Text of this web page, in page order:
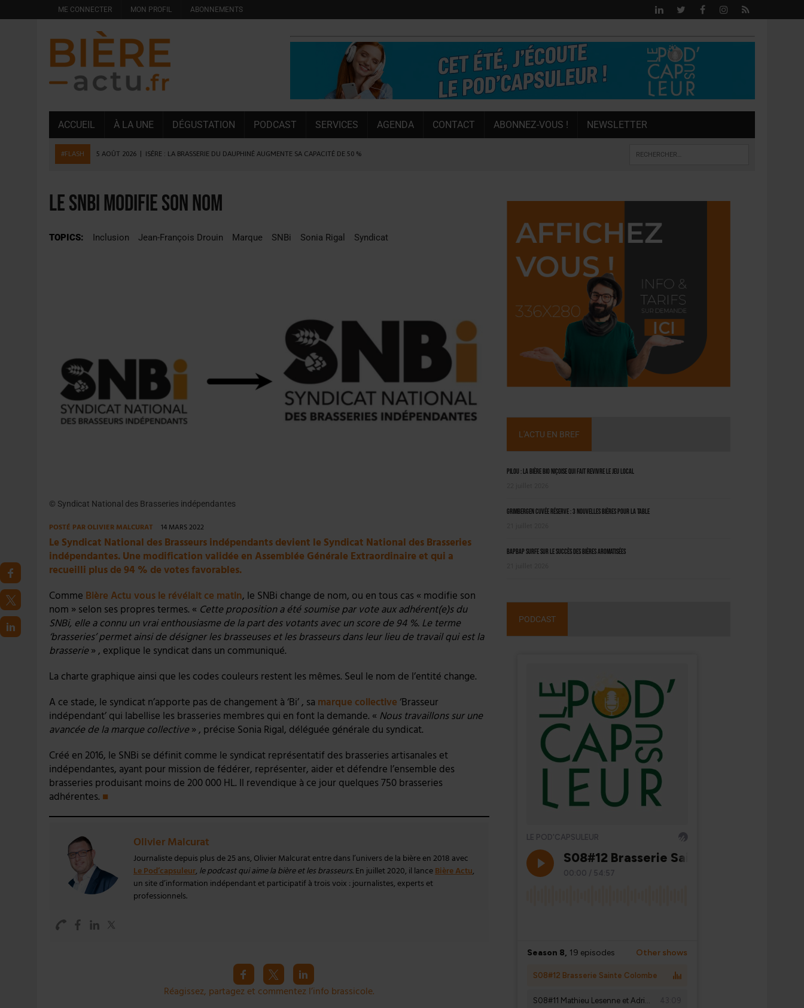
ME CONNECTER MON PROFIL ABONNEMENTS
ACCUEIL À LA UNE DÉGUSTATION PODCAST SERVICES AGENDA CONTACT ABONNEZ-VOUS ! NEWSLETTER
#FLASH 5 AOÛT 2026 ISÈRE : LA BRASSERIE DU DAUPHINÉ AUGMENTE SA CAPACITÉ DE 50 %
4 AOÛT 2026 | LA GÉNÉRATION Z ET LA MODÉRATION RÉINVENTENT LE MARCHÉ [ÉTUDE]
3 AOÛT 2026 | CONSOMMATION : LA VISION DU GROUPE ANTHONY MARTIN
31 JUILLET 2026 PODCAST – BRASSERIE SAINTE COLOMBE, 30 ANS, PIONNIÈRE EN ILLE-ET-VILAINE
Le SNBi modifie son nom
TOPICS: Inclusion Jean-François Drouin Marque SNBi Sonia Rigal Syndicat
© Syndicat National des Brasseries indépendantes
POSTÉ PAROLIVIER MALCURAT 14 MARS 2022
Le Syndicat National des Brasseurs indépendants devient le Syndicat National des Brasseries
indépendantes. Une modification validée en Assemblée Générale Extraordinaire et qui a
recueilli plus de 94 % de votes favorables.
Comme Bière Actu vous le révélait ce matin, le SNBi change de nom, ou en tous cas « modifie son
nom » selon ses propres termes. « Cette proposition a été soumise par vote aux adhérent(e)s du
SNBi, elle a connu un vrai enthousiasme de la part des votants avec un score de 94 %. Le terme
‘brasseries’ permet ainsi de désigner les brasseuses et les brasseurs dans leur lieu de travail qui est la
brasserie» , explique le syndicat dans un communiqué.
La charte graphique ainsi que les codes couleurs restent les mêmes. Seul le nom de l’entité change.
A ce stade, le syndicat n’apporte pas de changement à ‘Bi’ , sa marque collective ‘Brasseur
indépendant’ qui labellise les brasseries membres qui en font la demande. « Nous travaillons sur une
avancée de la marque collective» , précise Sonia Rigal, déléguée générale du syndicat.
Créé en 2016, le SNBi se définit comme le syndicat représentatif des brasseries artisanales et
indépendantes, ayant pour mission de fédérer, représenter, aider et défendre l’ensemble des
brasseries produisant moins de 200 000 HL. Il revendique à ce jour quelques 750 brasseries
adhérentes. ■
Olivier Malcurat
Journaliste depuis plus de 25 ans, Olivier Malcurat entre dans l’univers de la bière en 2018 avec
Le Pod’capsuleur, le podcast qui aime la bière et les brasseurs. En juillet 2020, il lanceBière Actu,
un site d’information indépendant et participatif à trois voix : journalistes, experts et
professionnels.
Réagissez, partagez et commentez l’info brassicole.
L'ACTU EN BREF
Pilou : la bière bio niçoise qui fait revivre le jeu local
Grimbergen Cuvée Réserve : 3 nouvelles bières pour la table
BAPBAP surfe sur le succès des bières aromatisées
PODCAST